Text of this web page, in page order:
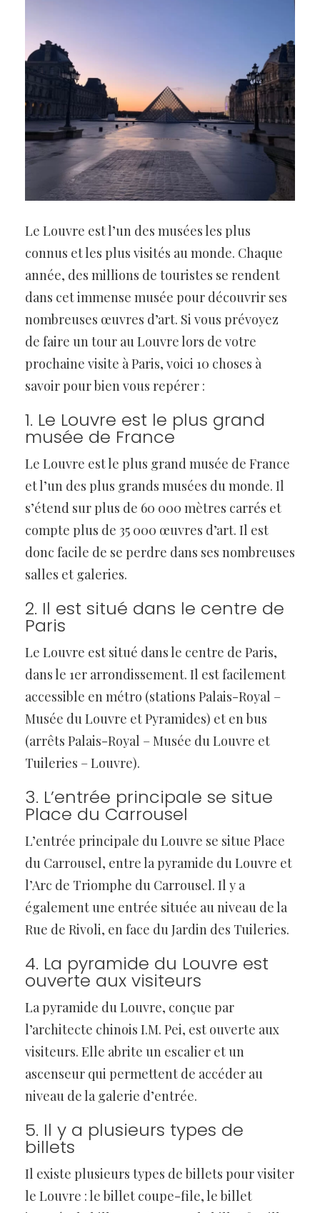
Le Louvre est l’un des musées les plus
connus et les plus visités au monde. Chaque
année, des millions de touristes se rendent
dans cet immense musée pour découvrir ses
nombreuses œuvres d’art. Si vous prévoyez
de faire un tour au Louvre lors de votre
prochaine visite à Paris, voici 10 choses à
savoir pour bien vous repérer :
1. Le Louvre est le plus grand
musée de France
Le Louvre est le plus grand musée de France
et l’un des plus grands musées du monde. Il
s’étend sur plus de 60 000 mètres carrés et
compte plus de 35 000 œuvres d’art. Il est
donc facile de se perdre dans ses nombreuses
salles et galeries.
2. Il est situé dans le centre de
Paris
Le Louvre est situé dans le centre de Paris,
dans le 1er arrondissement. Il est facilement
accessible en métro (stations Palais-Royal –
Musée du Louvre et Pyramides) et en bus
(arrêts Palais-Royal – Musée du Louvre et
Tuileries – Louvre).
3. L’entrée principale se situe
Place du Carrousel
L’entrée principale du Louvre se situe Place
du Carrousel, entre la pyramide du Louvre et
l’Arc de Triomphe du Carrousel. Il y a
également une entrée située au niveau de la
Rue de Rivoli, en face du Jardin des Tuileries.
4. La pyramide du Louvre est
ouverte aux visiteurs
La pyramide du Louvre, conçue par
l’architecte chinois I.M. Pei, est ouverte aux
visiteurs. Elle abrite un escalier et un
ascenseur qui permettent de accéder au
niveau de la galerie d’entrée.
5. Il y a plusieurs types de
billets
Il existe plusieurs types de billets pour visiter
le Louvre : le billet coupe-file, le billet